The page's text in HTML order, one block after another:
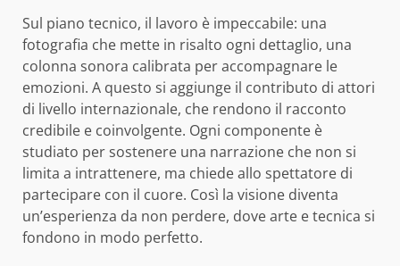
Sul piano tecnico, il lavoro è impeccabile: una
fotografia che mette in risalto ogni dettaglio, una
colonna sonora calibrata per accompagnare le
emozioni. A questo si aggiunge il contributo di attori
di livello internazionale, che rendono il racconto
credibile e coinvolgente. Ogni componente è
studiato per sostenere una narrazione che non si
limita a intrattenere, ma chiede allo spettatore di
partecipare con il cuore. Così la visione diventa
un’esperienza da non perdere, dove arte e tecnica si
fondono in modo perfetto.